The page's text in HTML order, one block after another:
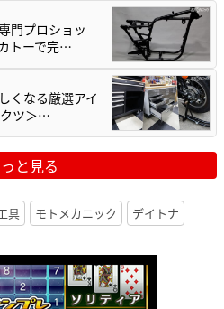
門プロショッ
トーで完…
くなる厳選アイ
ツ＞…
と見る
具 モトメカニック デイトナ